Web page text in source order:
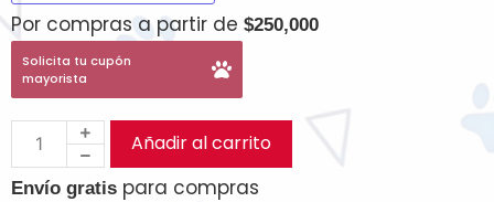
Por compras a partir de $250,000
Solicita tu cupón
mayorista
Añadir al carrito
Envío gratis para compras